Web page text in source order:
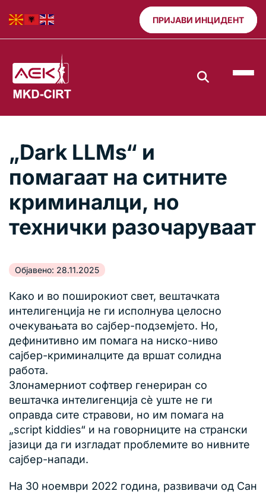
ПРИЈАВИ ИНЦИДЕНТ
„Dark LLMs“ и
помагаат на ситните
криминалци, но
технички разочаруваат
Објавено: 28.11.2025
Како и во поширокиот свет, вештачката
интелигенција не ги исполнува целосно
очекувањата во сајбер-подземјето. Но,
дефинитивно им помага на ниско-ниво
сајбер-криминалците да вршат солидна
работа.
Злонамерниот софтвер генериран со
вештачка интелигенција сè уште не ги
оправда сите стравови, но им помага на
„script kiddies“ и на говорниците на странски
јазици да ги изгладат проблемите во нивните
сајбер-напади.
На 30 ноември 2022 година, развивачи од Сан